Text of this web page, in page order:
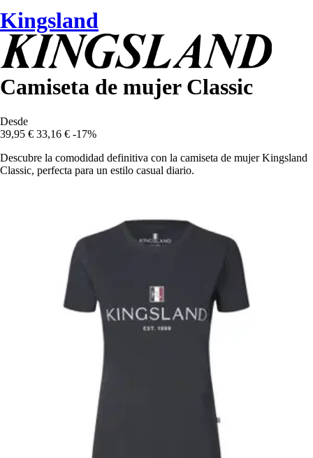
Kingsland
Camiseta de mujer Classic
Desde
39,95 € 33,16 € -17%
Descubre la comodidad definitiva con la camiseta de mujer Kingsland
Classic, perfecta para un estilo casual diario.